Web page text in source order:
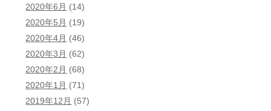
2020年6月 (14)
2020年5月 (19)
2020年4月 (46)
2020年3月 (62)
2020年2月 (68)
2020年1月 (71)
2019年12月 (57)